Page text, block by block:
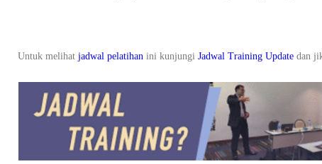
Untuk melihat jadwal pelatihan ini kunjungi Jadwal Training Update dan